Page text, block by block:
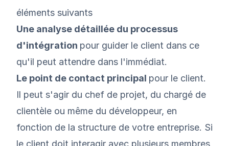
éléments suivants
Une analyse détaillée du processus
d'intégration pour guider le client dans ce
qu'il peut attendre dans l'immédiat.
Le point de contact principal pour le client.
Il peut s'agir du chef de projet, du chargé de
clientèle ou même du développeur, en
fonction de la structure de votre entreprise. Si
le client doit interagir avec plusieurs membres